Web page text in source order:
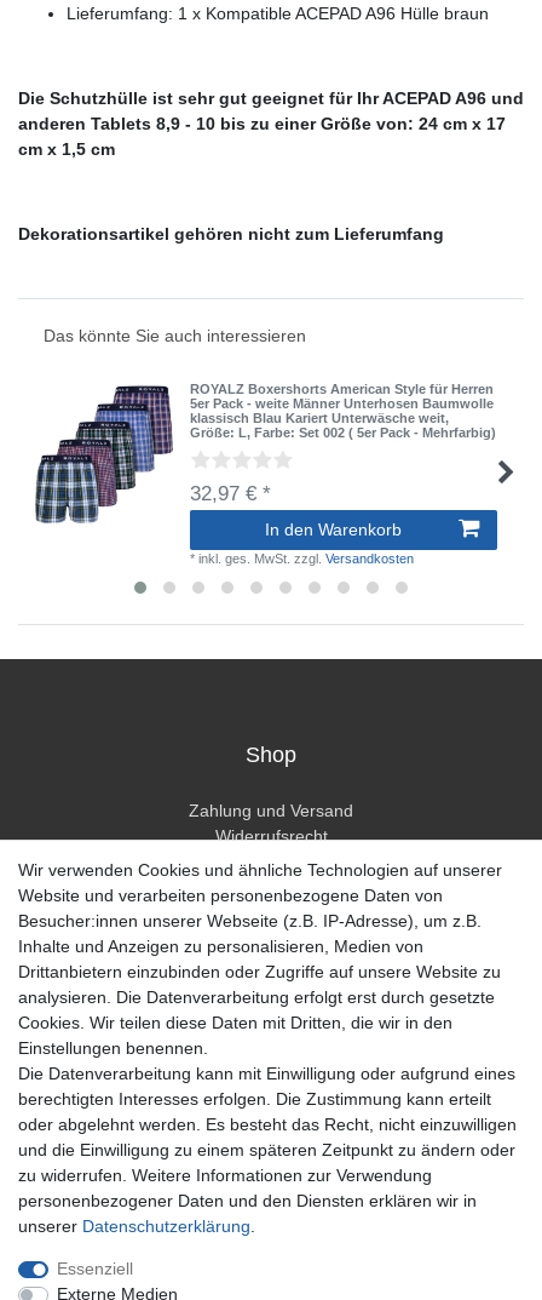
Lieferumfang: 1 x Kompatible ACEPAD A96 Hülle braun
Die Schutzhülle ist sehr gut geeignet für Ihr ACEPAD A96 und
anderen Tablets 8,9 - 10 bis zu einer Größe von: 24 cm x 17
cm x 1,5 cm
Dekorationsartikel gehören nicht zum Lieferumfang
Das könnte Sie auch interessieren
ROYALZ Boxershorts American Style für Herren
5er Pack - weite Männer Unterhosen Baumwolle
klassisch Blau Kariert Unterwäsche weit,
Größe: L, Farbe: Set 002 ( 5er Pack - Mehrfarbig)
32,97 € *
In den Warenkorb
*inkl. ges. MwSt. zzgl.Versandkosten
Shop
Zahlung und Versand
Widerrufsrecht
Widerrufsformular
Hilfe
Mein Konto
Registrieren
Anmelden
Unternehmen
Kontakt
Datenschutzerklärung
AGB Kundeninformationen
Impressum
Zahlung und Versand
Wir verwenden Cookies und ähnliche Technologien auf unserer
Website und verarbeiten personenbezogene Daten von
Besucher:innen unserer Webseite (z.B. IP-Adresse), um z.B.
Inhalte und Anzeigen zu personalisieren, Medien von
Drittanbietern einzubinden oder Zugriffe auf unsere Website zu
analysieren. Die Datenverarbeitung erfolgt erst durch gesetzte
Cookies. Wir teilen diese Daten mit Dritten, die wir in den
Einstellungen benennen.
Die Datenverarbeitung kann mit Einwilligung oder aufgrund eines
berechtigten Interesses erfolgen. Die Zustimmung kann erteilt
oder abgelehnt werden. Es besteht das Recht, nicht einzuwilligen
und die Einwilligung zu einem späteren Zeitpunkt zu ändern oder
zu widerrufen. Weitere Informationen zur Verwendung
personenbezogener Daten und den Diensten erklären wir in
unserer Daten­schutz­erklärung
Essenziell
Externe Medien